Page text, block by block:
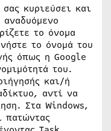
κυριεύσει και
το όνομα
το όνομά του
όπως η Google
του.
και/ή
αντί να
Στα Windows,
πατώντας